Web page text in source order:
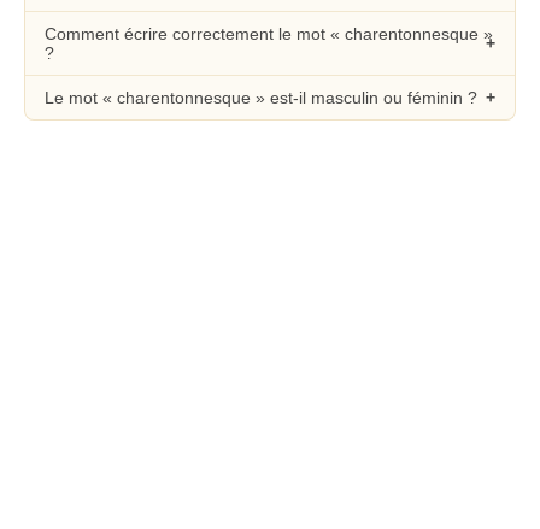
Comment écrire correctement le mot « charentonnesque »
?
Le mot « charentonnesque » est-il masculin ou féminin ?